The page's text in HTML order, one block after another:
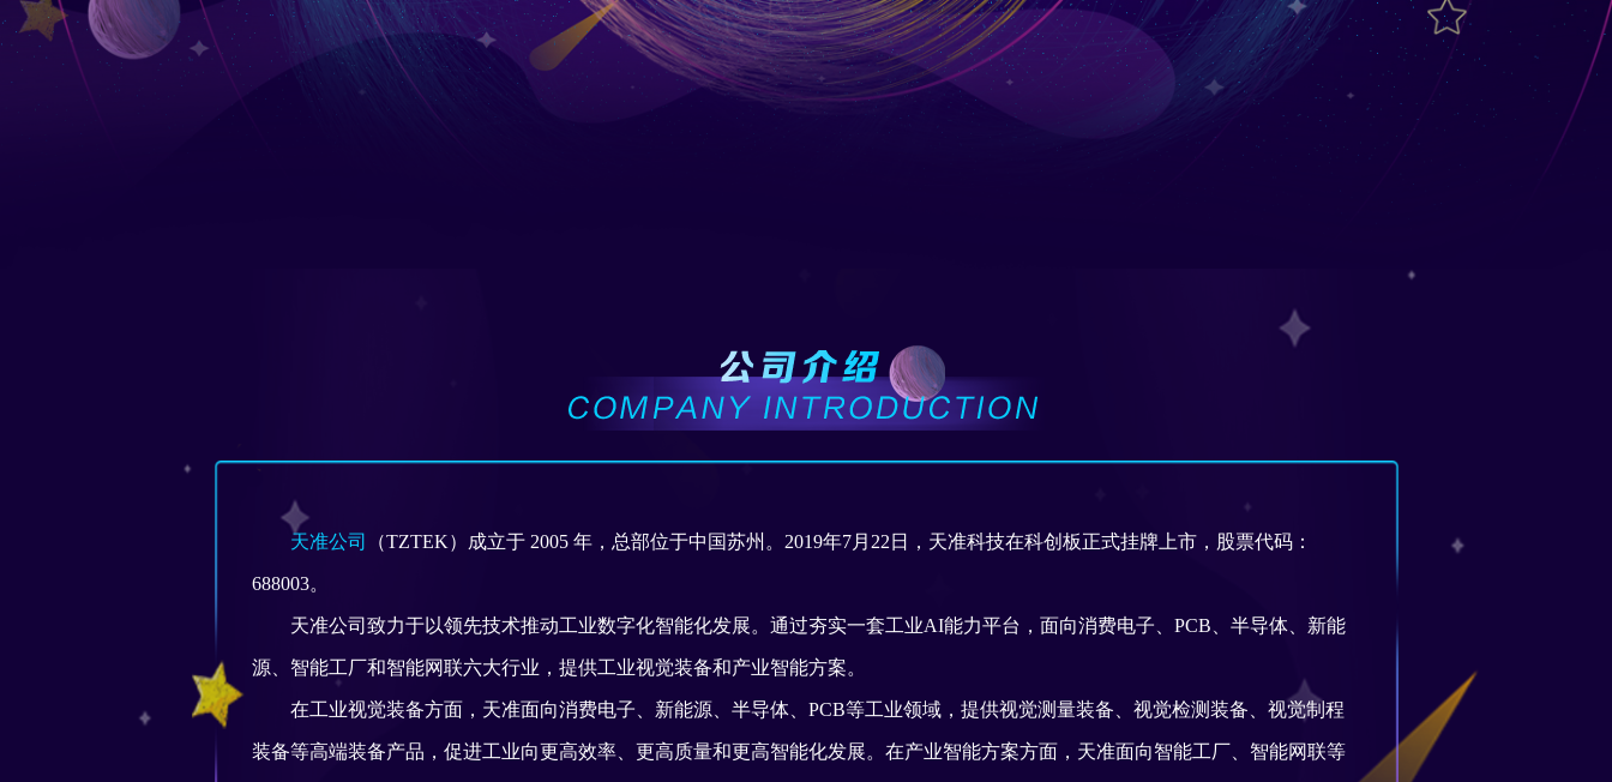
天准公司 （TZTEK）成立于 2005 年，总部位于中国苏州。2019年7月22日，天准科技在科创板正式挂牌上市，股票代码：
688003。
天准公司致力于以领先技术推动工业数字化智能化发展。通过夯实一套工业AI能力平台，面向消费电子、PCB、半导体、新能
源、智能工厂和智能网联六大行业，提供工业视觉装备和产业智能方案。
在工业视觉装备方面，天准面向消费电子、新能源、半导体、PCB等工业领域，提供视觉测量装备、视觉检测装备、视觉制程
装备等高端装备产品，促进工业向更高效率、更高质量和更高智能化发展。在产业智能方案方面，天准面向智能工厂、智能网联等